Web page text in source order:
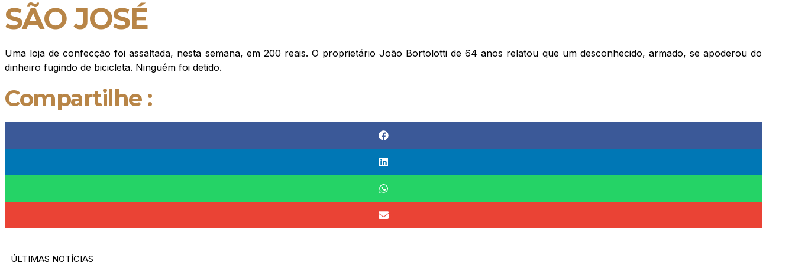
SÃO JOSÉ
Uma loja de confecção foi assaltada, nesta semana, em 200 reais. O proprietário João Bortolotti de 64 anos relatou que um desconhecido, armado, se apoderou do
dinheiro fugindo de bicicleta. Ninguém foi detido.
Compartilhe :
ÚLTIMAS NOTÍCIAS